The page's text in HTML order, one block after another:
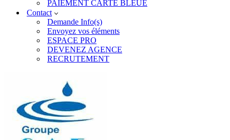
PAIEMENT CARTE BLEUE
Contact
Demande Info(s)
Envoyez vos éléments
ESPACE PRO
DEVENEZ AGENCE
RECRUTEMENT